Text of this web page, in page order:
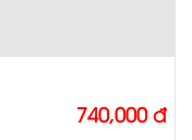
740,000đ